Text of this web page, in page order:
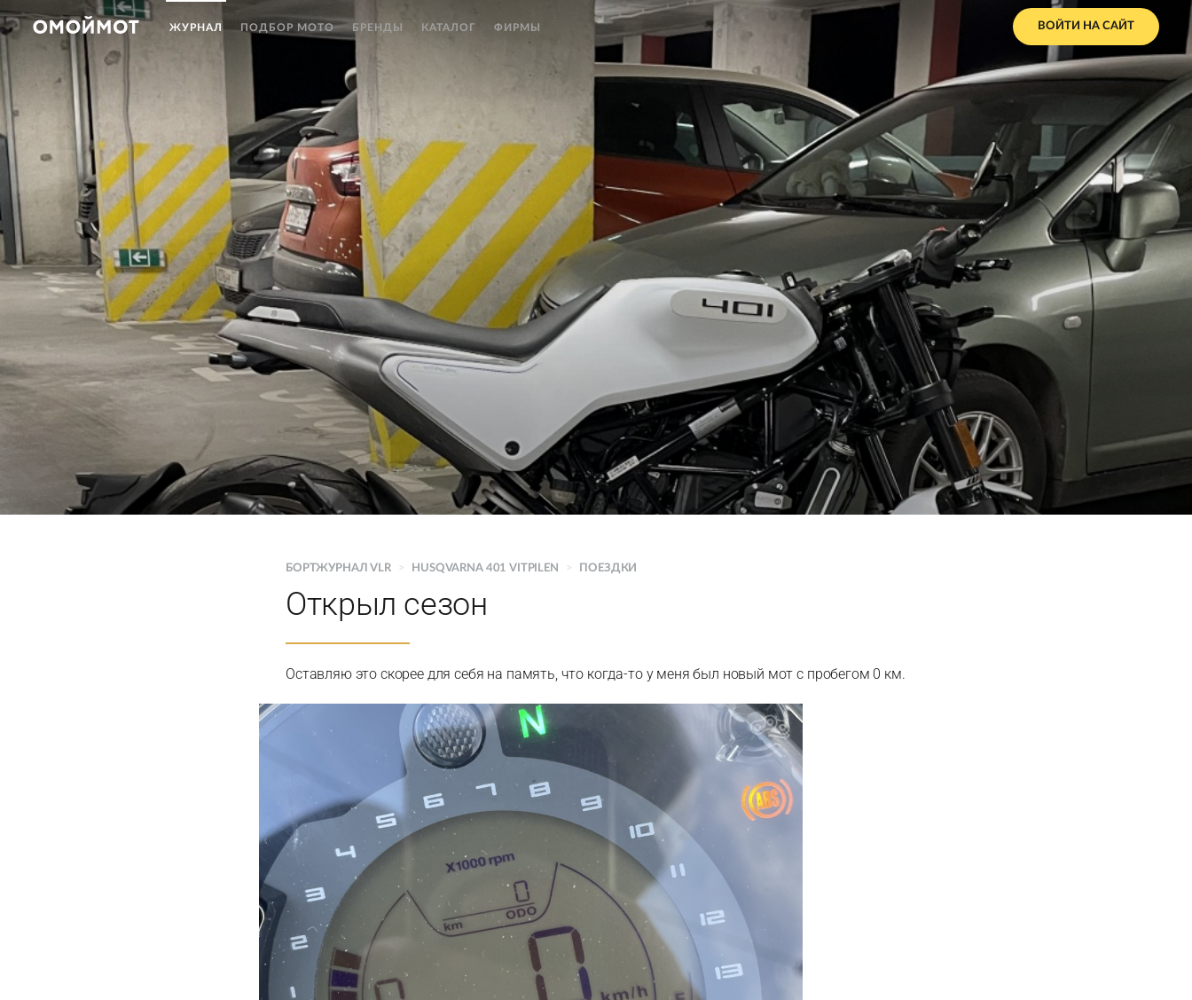
ЖУРНАЛ ПОДБОР МОТО БРЕНДЫ КАТАЛОГ ФИРМЫ ВОЙТИ НА САЙТ
БОРТЖУРНАЛ VLR > HUSQVARNA 401 VITPILEN > ПОЕЗДКИ
Открыл сезон
Оставляю это скорее для себя на память, что когда-то у меня был новый мот с пробегом 0 км.